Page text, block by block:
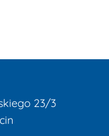
23/3